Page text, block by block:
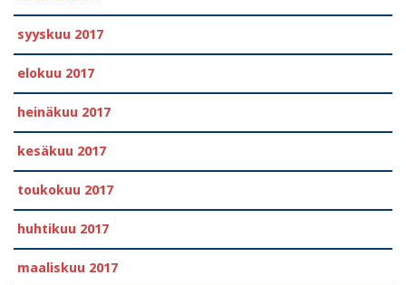
syyskuu 2017
elokuu 2017
heinäkuu 2017
kesäkuu 2017
toukokuu 2017
huhtikuu 2017
maaliskuu 2017